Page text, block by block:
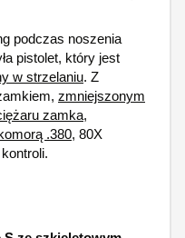
podczas noszenia
pistolet, który jest
w strzelaniu. Z
zmniejszonym
zamka,
.380, 80X